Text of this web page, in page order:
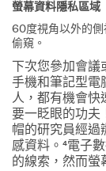
螢幕資料隱私區域
60度視角以外的
偷窺。
下次您參加會
手機和筆記型電
人，都有機會快
要一眨眼的功夫
帽的研究員經過
感資料。⁴電子
的線索，然而螢